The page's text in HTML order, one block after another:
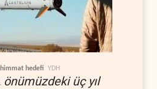
hedefi YDH
önümüzdeki üç yıl